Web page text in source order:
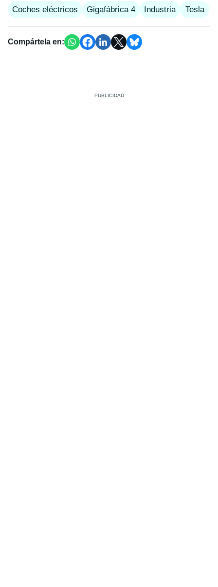
Coches eléctricos Gigafábrica 4 Industria Tesla
Compártela en: